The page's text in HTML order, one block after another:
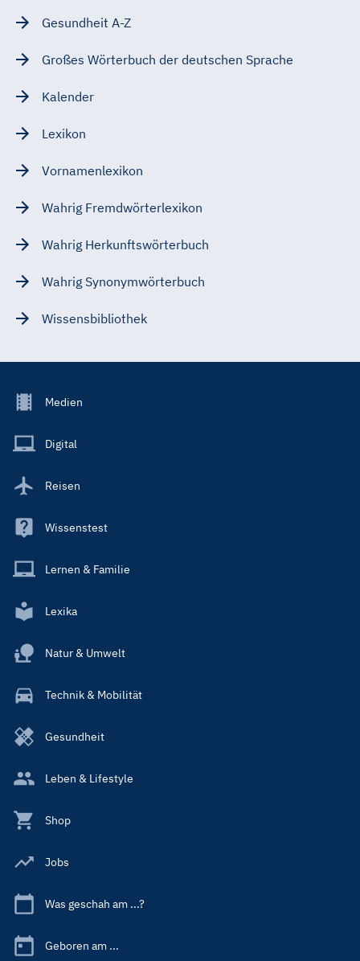
Gesundheit A-Z
Großes Wörterbuch der deutschen Sprache
Kalender
Lexikon
Vornamenlexikon
Wahrig Fremdwörterlexikon
Wahrig Herkunftswörterbuch
Wahrig Synonymwörterbuch
Wissensbibliothek
Footer
Main
Medien
Digital
Reisen
Wissenstest
Lernen & Familie
Lexika
Natur & Umwelt
Technik & Mobilität
Gesundheit
Leben & Lifestyle
Shop
Jobs
Was geschah am ...?
Geboren am ...